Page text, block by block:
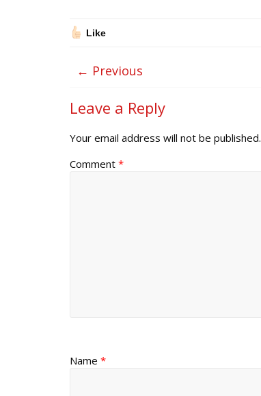
Like
← Previous
Leave a Reply
Your email address will not be published.
Comment *
Name *